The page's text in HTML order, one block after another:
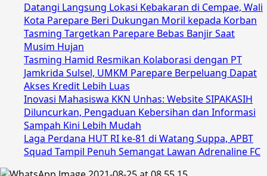
Datangi Langsung Lokasi Kebakaran di Cempae, Wali
Kota Parepare Beri Dukungan Moril kepada Korban
Tasming Targetkan Parepare Bebas Banjir Saat
Musim Hujan
Tasming Hamid Resmikan Kolaborasi dengan PT
Jamkrida Sulsel, UMKM Parepare Berpeluang Dapat
Akses Kredit Lebih Luas
Inovasi Mahasiswa KKN Unhas: Website SIPAKASIH
Diluncurkan, Pengaduan Kebersihan dan Informasi
Sampah Kini Lebih Mudah
Laga Perdana HUT RI ke-81 di Watang Suppa, APBT
Squad Tampil Penuh Semangat Lawan Adrenaline FC